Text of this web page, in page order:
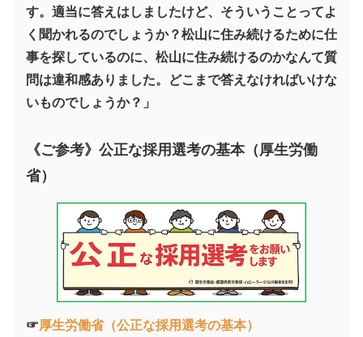
す。適当に答えはしましたけど、そういうことってよ
く聞かれるのでしょうか？松山に住み続けるために仕
事を探しているのに、松山に住み続けるのかなんて質
問は違和感ありました。どこまで答えなければいけな
いものでしょうか？」
《ご参考》公正な採用選考の基本（厚生労働
省）
☞厚生労働省（公正な採用選考の基本）